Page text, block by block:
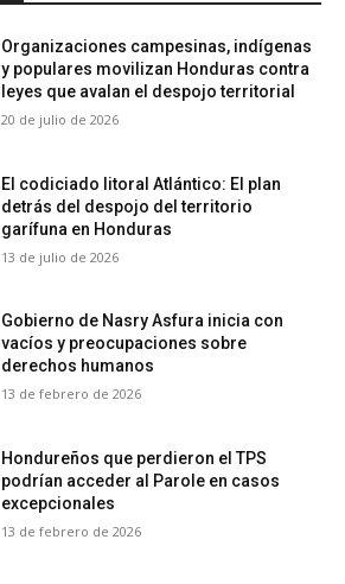
Organizaciones campesinas, indígenas
y populares movilizan Honduras contra
leyes que avalan el despojo territorial
20 de julio de 2026
El codiciado litoral Atlántico: El plan
detrás del despojo del territorio
garífuna en Honduras
13 de julio de 2026
Gobierno de Nasry Asfura inicia con
vacíos y preocupaciones sobre
derechos humanos
13 de febrero de 2026
Hondureños que perdieron el TPS
podrían acceder al Parole en casos
excepcionales
13 de febrero de 2026